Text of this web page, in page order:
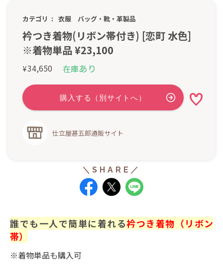
カテゴリ 衣服 バッグ・靴・革製品
衿つき着物(リボン帯付き) [恋町 水色]
※着物単品 ¥23,100
¥34,650 在庫あり
仕立屋甚五郎通販サイト
誰でも一人で簡単に着れる衿つき着物（リボン
帯）
※着物単品も購入可